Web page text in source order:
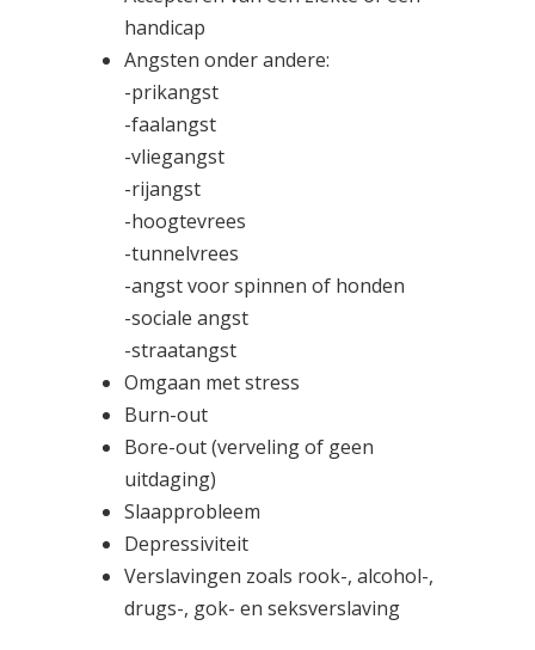
handicap
Angsten onder andere:
-prikangst
-faalangst
-vliegangst
-rijangst
-hoogtevrees
-tunnelvrees
-angst voor spinnen of honden
-sociale angst
-straatangst
Omgaan met stress
Burn-out
Bore-out (verveling of geen
uitdaging)
Slaapprobleem
Depressiviteit
Verslavingen zoals rook-, alcohol-,
drugs-, gok- en seksverslaving